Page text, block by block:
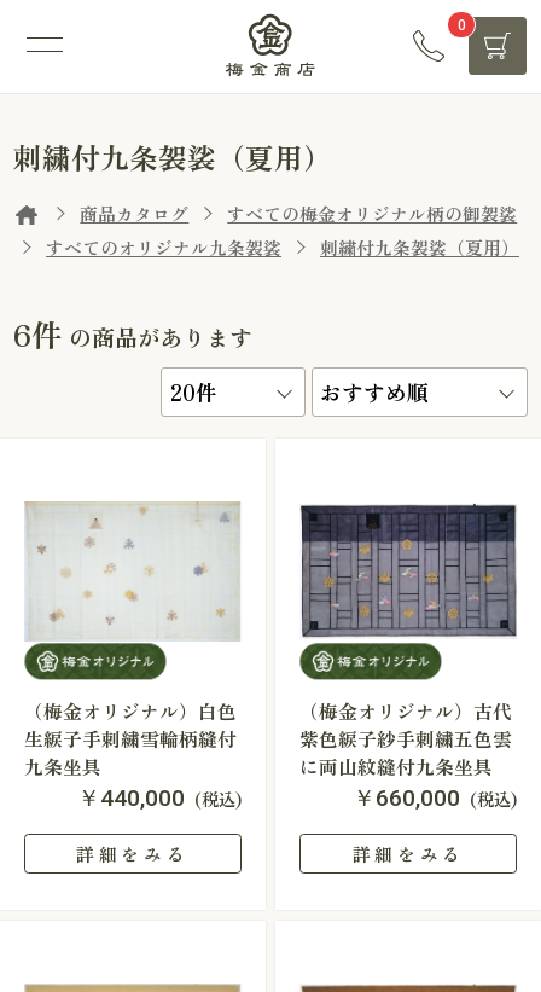
0
刺繍付九条袈裟（夏用）
商品カタログ
すべての梅金オリジナル柄の御袈裟
すべてのオリジナル九条袈裟
刺繍付九条袈裟（夏用）
6件 の商品があります
（梅金オリジナル）白色
生綟子手刺繍雪輪柄縫付
九条坐具
￥440,000 (税込)
詳細をみる
（梅金オリジナル）古代
紫色綟子紗手刺繍五色雲
に両山紋縫付九条坐具
￥660,000 (税込)
詳細をみる